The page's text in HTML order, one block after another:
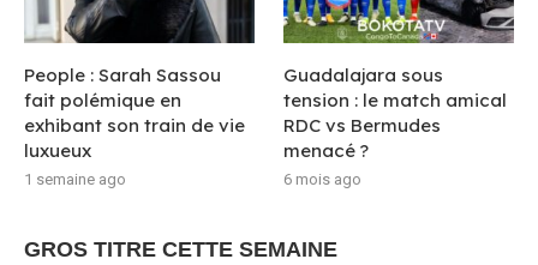
People : Sarah Sassou
fait polémique en
exhibant son train de vie
luxueux
1 semaine ago
Guadalajara sous
tension : le match amical
RDC vs Bermudes
menacé ?
6 mois ago
GROS TITRE CETTE SEMAINE